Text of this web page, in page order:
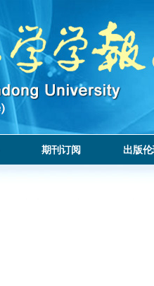
期刊订阅 出版